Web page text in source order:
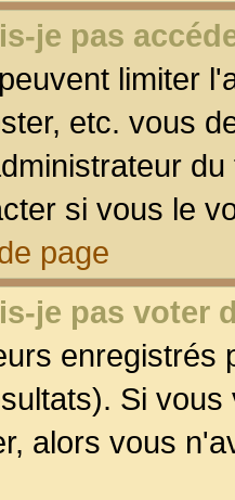
je pas
limiter
etc. vous
si vous le
page
je pas voter
enregistrés
Si
alors vous